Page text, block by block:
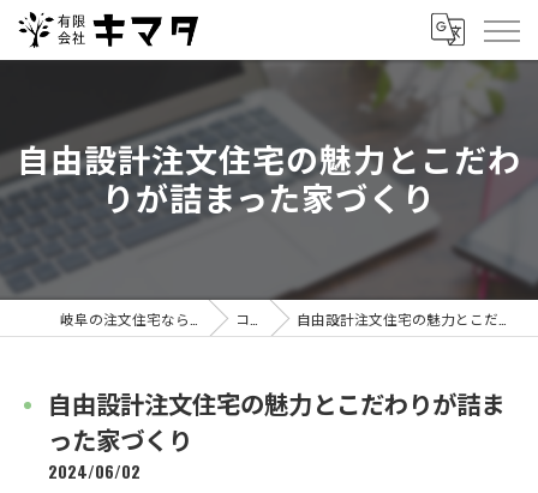
自由設計注文住宅の魅力とこだわ
りが詰まった家づくり
コラム 自由設計注文住宅の魅力とこだわりが詰まった家づくり
自由設計注文住宅の魅力とこだわりが詰ま
った家づくり
2024/06/02